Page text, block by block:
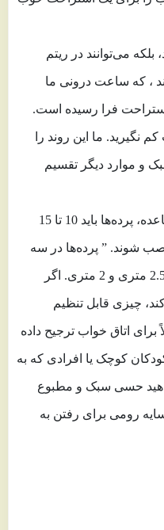
بلکه می‌توانند در ریتم
، که ساعت درونی ما
فرا رسیده است.
ما این روند را
و موارد دیگر تقسیم
ابتدا چند نکته کلی. «به عنوان یک قاعده، پرده‌ها باید 10 تا 15
نصب شوند. ” پرده‌ها در سه
طول فروخته می‌شوند : 3 متری ، 2.5 متری و 2 متری. اگر
چیزی قابل تنظیم
اتاق خواب ترجیح داده
کوچک یا افرادی که به
حسی سبک و مطبوع
رومی برای رفتن به